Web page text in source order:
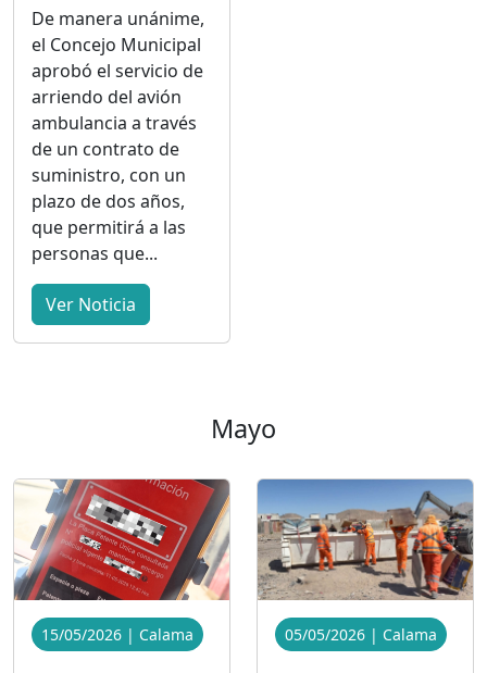
De manera unánime,
el Concejo Municipal
aprobó el servicio de
arriendo del avión
ambulancia a través
de un contrato de
suministro, con un
plazo de dos años,
que permitirá a las
personas que...
Ver Noticia
Mayo
15/05/2026 | Calama 05/05/2026 | Calama